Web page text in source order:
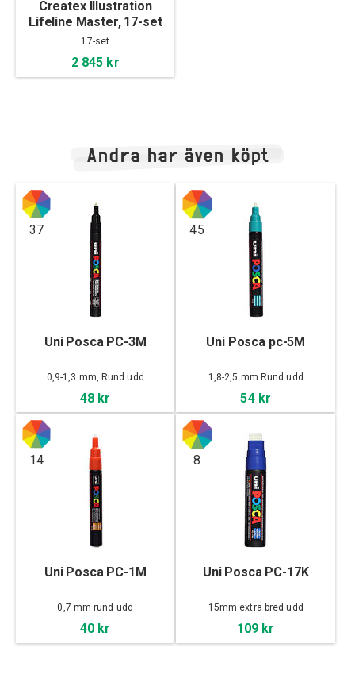
Createx Illustration
Lifeline Master, 17-set
17-set
2 845 kr
Andra har även köpt
37
Uni Posca PC-3M
0,9-1,3 mm, Rund udd
48 kr
45
Uni Posca pc-5M
1,8-2,5 mm Rund udd
54 kr
14
Uni Posca PC-1M
0,7 mm rund udd
40 kr
8
Uni Posca PC-17K
15mm extra bred udd
109 kr